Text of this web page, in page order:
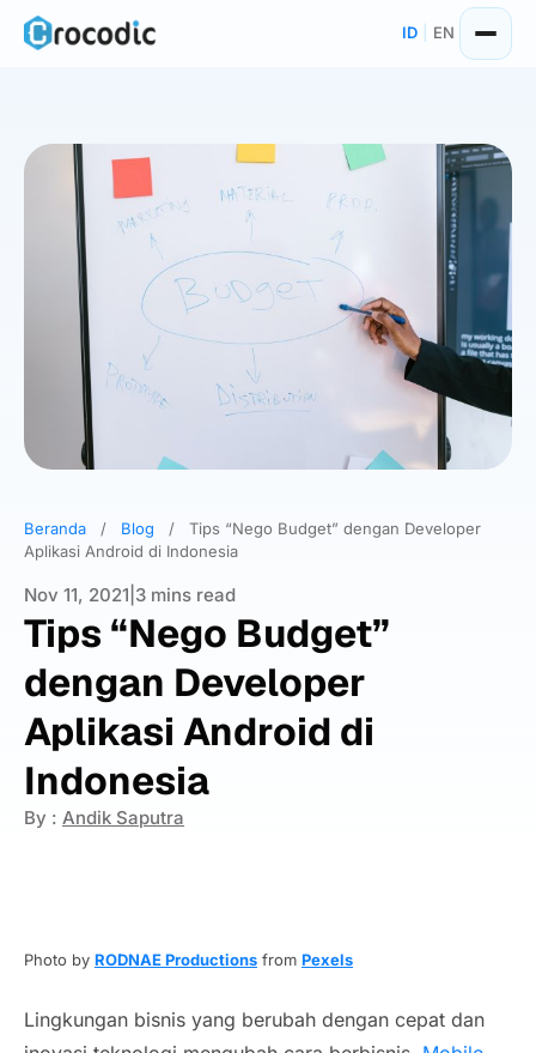
Skip
ID EN
Beranda / Blog /
Tips “Nego Budget” dengan Developer
Aplikasi Android di Indonesia
Nov 11, 2021 3 mins read
Tips “Nego Budget”
dengan Developer
Aplikasi Android di
Indonesia
By : Andik Saputra
Photo by RODNAE Productions from Pexels
Lingkungan bisnis yang berubah dengan cepat dan